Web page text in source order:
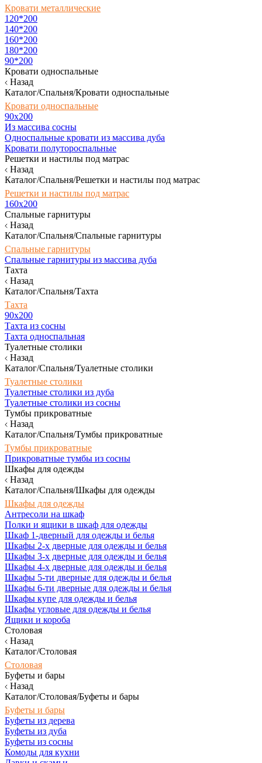
Кровати металлические
120*200
140*200
160*200
180*200
90*200
Кровати односпальные
Назад
Каталог/Спальня/Кровати односпальные
Кровати односпальные
90х200
Из массива сосны
Односпальные кровати из массива дуба
Кровати полутороспальные
Решетки и настилы под матрас
Назад
Каталог/Спальня/Решетки и настилы под матрас
Решетки и настилы под матрас
160х200
Спальные гарнитуры
Назад
Каталог/Спальня/Спальные гарнитуры
Спальные гарнитуры
Спальные гарнитуры из массива дуба
Тахта
Назад
Каталог/Спальня/Тахта
Тахта
90х200
Тахта из сосны
Тахта односпальная
Туалетные столики
Назад
Каталог/Спальня/Туалетные столики
Туалетные столики
Туалетные столики из дуба
Туалетные столики из сосны
Тумбы прикроватные
Назад
Каталог/Спальня/Тумбы прикроватные
Тумбы прикроватные
Прикроватные тумбы из сосны
Шкафы для одежды
Назад
Каталог/Спальня/Шкафы для одежды
Шкафы для одежды
Антресоли на шкаф
Полки и ящики в шкаф для одежды
Шкаф 1-дверный для одежды и белья
Шкафы 2-х дверные для одежды и белья
Шкафы 3-х дверные для одежды и белья
Шкафы 4-х дверные для одежды и белья
Шкафы 5-ти дверные для одежды и белья
Шкафы 6-ти дверные для одежды и белья
Шкафы купе для одежды и белья
Шкафы угловые для одежды и белья
Ящики и короба
Столовая
Назад
Каталог/Столовая
Столовая
Буфеты и бары
Назад
Каталог/Столовая/Буфеты и бары
Буфеты и бары
Буфеты из дерева
Буфеты из дуба
Буфеты из сосны
Комоды для кухни